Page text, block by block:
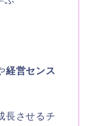
経営センス
長させるチ